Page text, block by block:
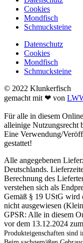
Cookies
Mondfisch
Schmucksteine
Datenschutz
Cookies
Mondfisch
Schmucksteine
© 2022 Klunkerfisch
gemacht mit ❤ von
Für alle in diesem
alleinige Nutzungsrecht
Eine Verwendung/
gestattet!
Alle angegebenen
Deutschlands.
Berechnung des
verstehen sich als
Gemäß § 19 UStG wird
nicht ausgewiesen
GPSR: Alle in diesem
vor dem 13.12.2024
Produkteigenschaften sind